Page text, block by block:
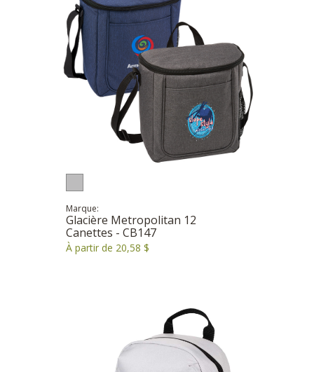
Marque:
Glacière Metropolitan 12
Canettes - CB147
À partir de 20,58 $